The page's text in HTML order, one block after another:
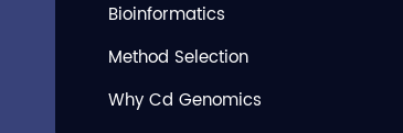
Bioinformatics
Method Selection
Why Cd Genomics